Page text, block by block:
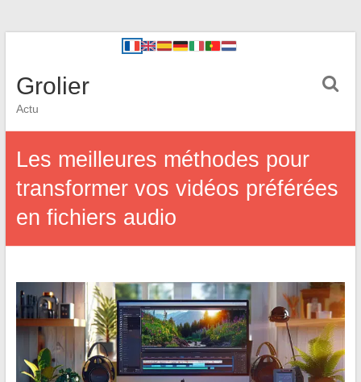
Grolier
Actu
Les meilleures méthodes pour
transformer vos vidéos préférées
en fichiers audio